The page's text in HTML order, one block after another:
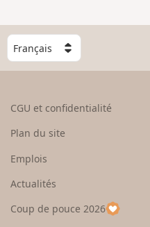
C
h
o
e
u
p
CGU et confidentialité
Plan du site
Emplois
Actualités
Coup de pouce 2026